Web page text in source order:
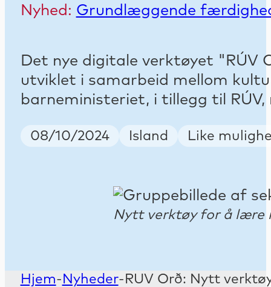
Nyhed: Grundlæggende
Det nye digitale verktøyet "RÚV
utviklet i samarbeid mellom
barneministeriet, i tillegg til
Publish Date
08/10/2024 Country
Island Keywords
Like
Nytt verktøy for å lære
Hjem- Nyheder- RUV Orð: Nytt